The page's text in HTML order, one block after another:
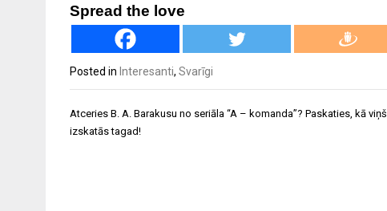
Spread the love
Posted in Interesanti, Svarīgi
Ziņu
izvēlne
Atceries B. A. Barakusu no seriāla “A – komanda”? Paskaties, kā viņš
izskatās tagad!